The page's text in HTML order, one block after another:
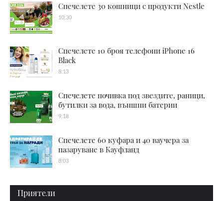
Спечелете 30 кошници с продукти Nestle
10:30
Спечелете 10 броя телефони iPhone 16
Black
8:13
Спечелете почивка под звездите, раници,
бутилки за вода, външни батерии
9:18
Спечелете 60 куфара и 40 ваучера за
пазаруване в Кауфланд
8:03
Приятели